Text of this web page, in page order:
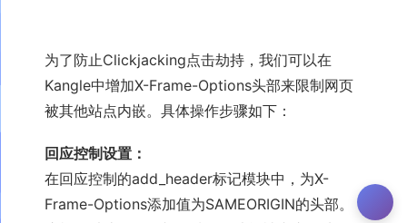
为了防止Clickjacking点击劫持，我们可以在
Kangle中增加X-Frame-Options头部来限制网页
被其他站点内嵌。具体操作步骤如下：
回应控制设置：
在回应控制的add_header标记模块中，为X-
Frame-Options添加值为SAMEORIGIN的头部。